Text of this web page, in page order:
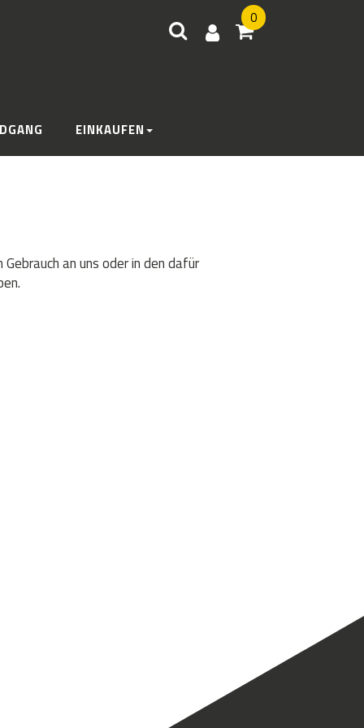
0
EINKAUFEN
an uns oder in den dafür